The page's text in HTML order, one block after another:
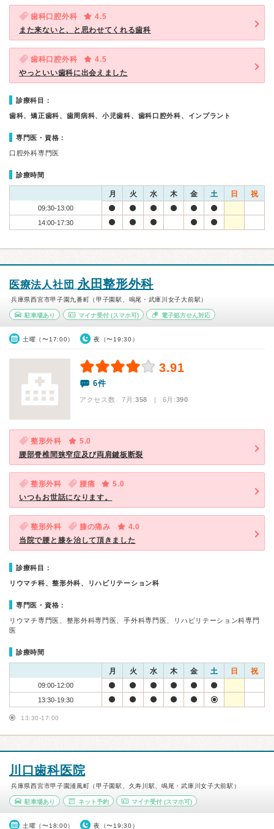
歯科口腔外科
4.5
また来ないと、と思わせてくれる歯科
歯科口腔外科
4.5
やっといい歯科に出会えました
診療科目：
歯科、矯正歯科、歯周病科、小児歯科、歯科口腔外科、インプラント
専門医・資格：
口腔外科専門医
診療時間
月 火 水 木 金 土 日 祝
09:30-13:00
14:00-17:30
医療法人社団 永田整形外科
兵庫県西宮市甲子園九番町（甲子園駅、鳴尾・武庫川女子大前駅）
駐車場あり マイナ受付(スマホ可) 電子処方せん対応
土曜（〜17:00） 夜（〜19:30）
3.91
6件
アクセス数 7月:358 | 6月:390
整形外科
5.0
腰部脊椎間狭窄症及び両肩鍵板断裂
整形外科 腰痛
5.0
いつもお世話になります。
整形外科 膝の痛み
4.0
当院で腰と膝を治して頂きました
診療科目：
リウマチ科、整形外科、リハビリテーション科
専門医・資格：
リウマチ専門医、整形外科専門医、手外科専門医、リハビリテーション科専門
医
診療時間
月 火 水 木 金 土 日 祝
09:00-12:00
13:30-19:30
13:30-17:00
川口歯科医院
兵庫県西宮市甲子園浦風町（甲子園駅、久寿川駅、鳴尾・武庫川女子大前駅）
駐車場あり ネット予約 マイナ受付 (スマホ可)
土曜（〜18:00） 夜（〜19:30）